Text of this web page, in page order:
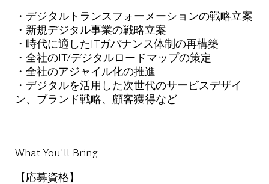
・デジタルトランスフォーメーションの戦略立案
・新規デジタル事業の戦略立案
・時代に適したITガバナンス体制の再構築
・全社のIT/デジタルロードマップの策定
・全社のアジャイル化の推進
・デジタルを活用した次世代のサービスデザイ
ン、ブランド戦略、顧客獲得など
What You'll Bring
【応募資格】